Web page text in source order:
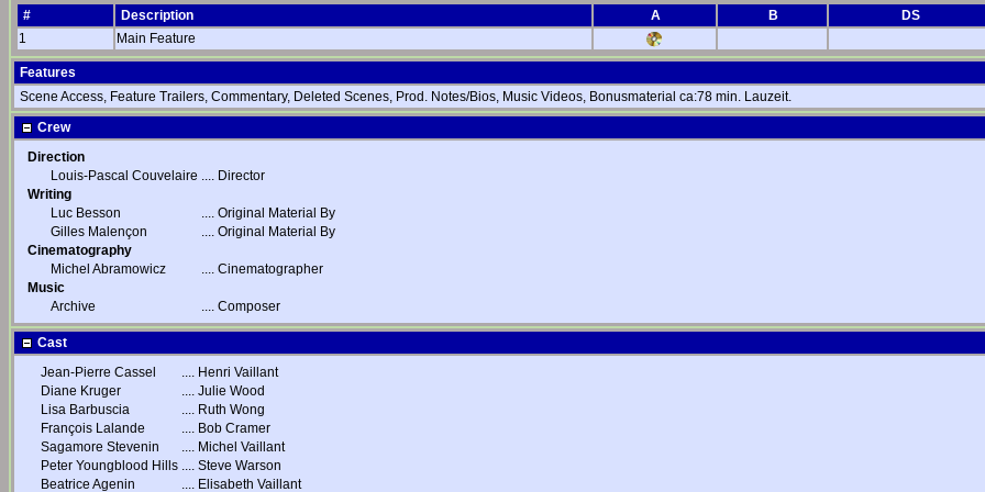
#
Description A B DS
1
Main Feature
Features
Scene Access, Feature Trailers, Commentary, Deleted Scenes, Prod. Notes/Bios, Music Videos, Bonusmaterial ca:78 min. Lauzeit.
Crew
Direction
Louis-Pascal Couvelaire .... Director
Writing
Luc Besson
.... Original Material By
Gilles Malençon
.... Original Material By
Cinematography
Michel Abramowicz
.... Cinematographer
Music
Archive
.... Composer
Cast
Jean-Pierre Cassel
.... Henri Vaillant
Diane Kruger
.... Julie Wood
Lisa Barbuscia
.... Ruth Wong
François Lalande
.... Bob Cramer
Sagamore Stevenin
.... Michel Vaillant
Peter Youngblood Hills .... Steve Warson
Beatrice Agenin
.... Elisabeth Vaillant